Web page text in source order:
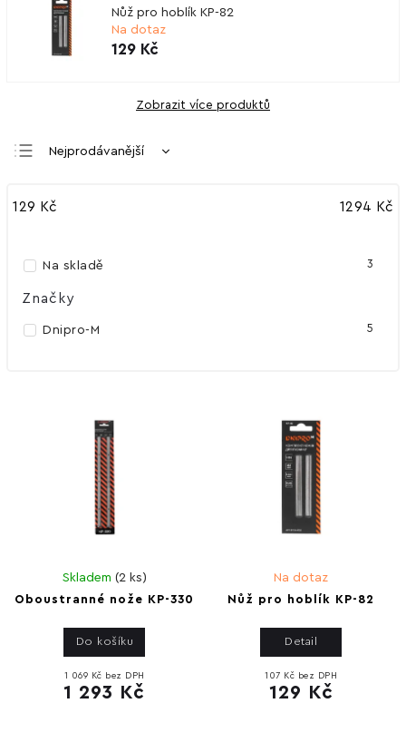
Nůž pro hoblík KP-82
Na dotaz
129 Kč
Zobrazit více produktů
Nejprodávanější
Nejdražší
129 Kč 1294 Kč
Na skladě 3
Značky
Dnipro-M 5
Oboustranné nože KP-330
Skladem (2 ks)
1 069 Kč bez DPH
1 293 Kč
Do košíku
Nůž pro hoblík KP-82
Na dotaz
107 Kč bez DPH
129 Kč
Detail